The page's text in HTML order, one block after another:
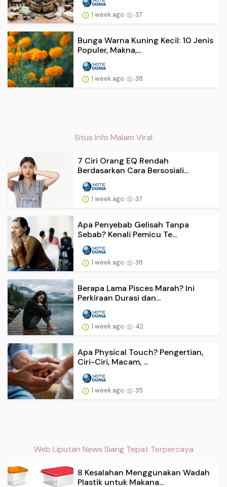
1 week ago 37
Bunga Warna Kuning Kecil: 10 Jenis
Populer, Makna,...
1 week ago 38
Situs Info Malam Viral
7 Ciri Orang EQ Rendah
Berdasarkan Cara Bersosiali...
1 week ago 37
Apa Penyebab Gelisah Tanpa
Sebab? Kenali Pemicu Te...
1 week ago 38
Berapa Lama Pisces Marah? Ini
Perkiraan Durasi dan...
1 week ago 42
Apa Physical Touch? Pengertian,
Ciri-Ciri, Macam, ...
1 week ago 35
Web Liputan News Siang Tepat Terpercaya
8 Kesalahan Menggunakan Wadah
Plastik untuk Makana...